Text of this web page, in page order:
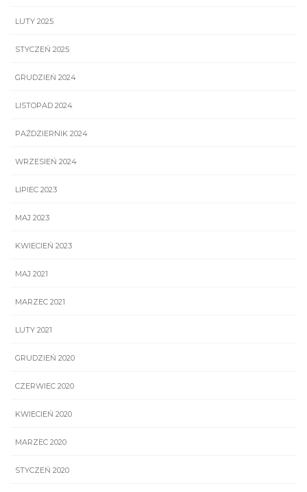
LUTY 2025
STYCZEŃ 2025
GRUDZIEŃ 2024
LISTOPAD 2024
PAŹDZIERNIK 2024
WRZESIEŃ 2024
LIPIEC 2023
MAJ 2023
KWIECIEŃ 2023
MAJ 2021
MARZEC 2021
LUTY 2021
GRUDZIEŃ 2020
CZERWIEC 2020
KWIECIEŃ 2020
MARZEC 2020
STYCZEŃ 2020